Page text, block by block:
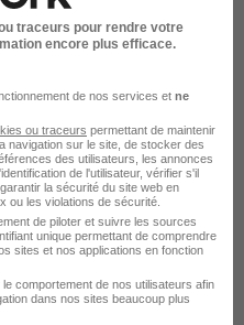
Uve H/F
il y a 3 jours
traceurs pour rendre votre
encore plus efficace.
de nos services et ne
ou traceurs permettant de maintenir
navigation sur le site, de stocker des
des utilisateurs, les annonces
de l'utilisateur, vérifier s'il
la sécurité du site web en
ou les violations de sécurité.
de piloter et suivre les sources
unique permettant de comprendre
sites et nos applications en fonction
comportement de nos utilisateurs afin
dans nos sites beaucoup plus